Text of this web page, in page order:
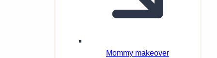
Mommy makeover